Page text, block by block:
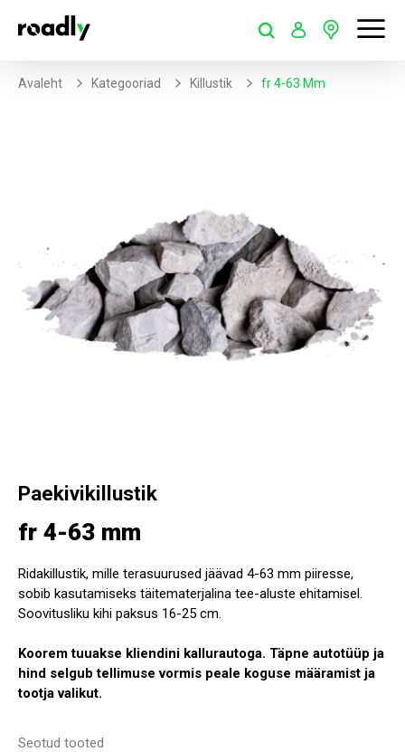
Avaleht Kategooriad Killustik Fr 4-63 Mm
Paekivikillustik
fr 4-63 mm
Ridakillustik, mille terasuurused jäävad 4-63 mm piiresse,
sobib kasutamiseks täitematerjalina tee-aluste ehitamisel.
Soovitusliku kihi paksus 16-25 cm.
Koorem tuuakse kliendini kallurautoga. Täpne autotüüp ja
hind selgub tellimuse vormis peale koguse määramist ja
tootja valikut.
Seotud tooted